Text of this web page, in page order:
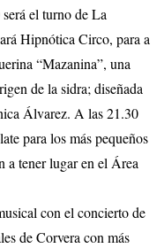
el turno de La
Hipnótica Circo, para a
“Mazanina”, una
de la sidra; diseñada
Álvarez. A las 21.30
para los más pequeños
a tener lugar en el Área
con el concierto de
de Corvera con más